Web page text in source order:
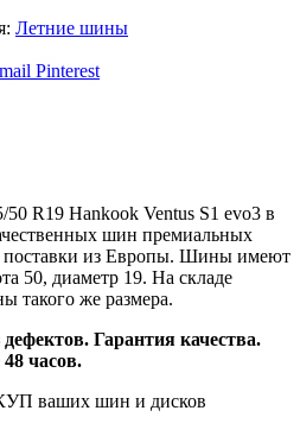
Летние шины
Pinterest
R19 Hankook Ventus S1 evo3 в
шин премиальных
из Европы. Шины имеют
50, диаметр 19. На складе
такого же размера.
Гарантия качества.
часов.
ваших шин и дисков